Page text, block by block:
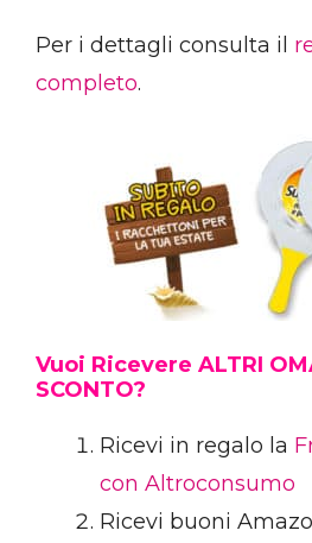
Per i dettagli consulta il
completo.
Vuoi Ricevere ALTRI
SCONTO?
Ricevi in regalo la
con Altroconsumo
Ricevi buoni